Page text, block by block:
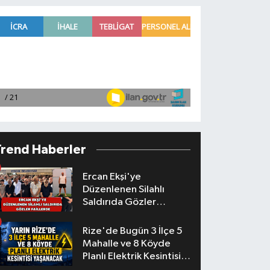
Haberler
Ercan Ekşi'ye
Düzenlenen Silahlı
Saldırıda Gözler
Rize'de Bugün 3 İlçe 5
Mahalle ve 8 Köyde
Planlı Elektrik Kesintisi